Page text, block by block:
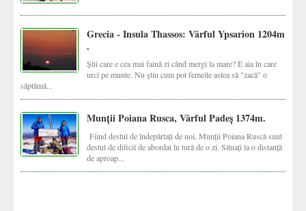
Grecia - Insula Thassos: Vârful Ypsarion 1204m
.
Știi care e cea mai faină zi când mergi la mare? E aia în care
urci pe munte. Nu știu cum pot femeile astea să "zacă" o
săptămâ...
Munții Poiana Rusca, Vârful Padeș 1374m.
Fiind destul de îndepărtați de noi, Munții Poiana Ruscă sunt
destul de dificil de abordat în tură de o zi. Situați la o distanță
de aproap...